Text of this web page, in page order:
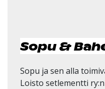
Sopu &
Sopu ja sen alla
Loisto setlementti